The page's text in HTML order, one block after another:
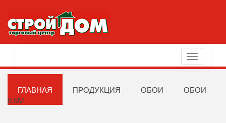
Toggle
navigation
ГЛАВНАЯ ПРОДУКЦИЯ ОБОИ
ОБОИ
0,5М